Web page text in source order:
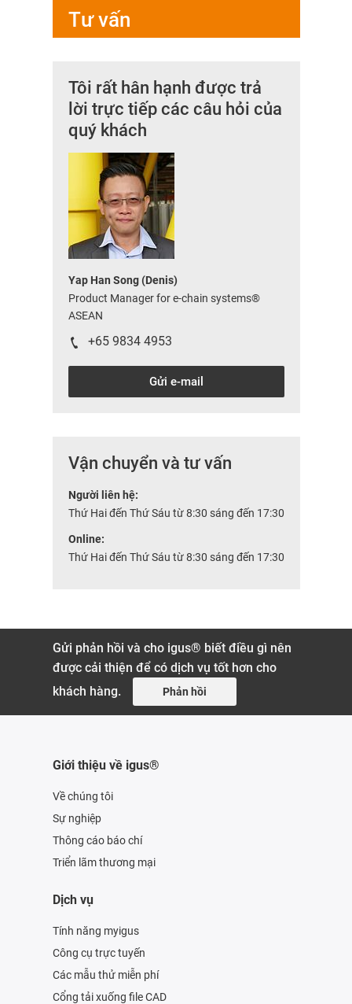
Tư vấn
Tôi rất hân hạnh được trả
lời trực tiếp các câu hỏi của
quý khách
Yap Han Song (Denis)
Product Manager for e-chain systems®
ASEAN
+65 9834 4953
Gửi e-mail
Vận chuyển và tư vấn
Người liên hệ:
Thứ Hai đến Thứ Sáu từ 8:30 sáng đến 17:30
Online:
Thứ Hai đến Thứ Sáu từ 8:30 sáng đến 17:30
Gửi phản hồi và cho igus® biết điều gì nên
được cải thiện để có dịch vụ tốt hơn cho
khách hàng.
Phản hồi
Giới thiệu về igus®
Về chúng tôi
Sự nghiệp
Thông cáo báo chí
Triển lãm thương mại
Dịch vụ
Tính năng myigus
Công cụ trực tuyến
Các mẫu thử miễn phí
Cổng tải xuống file CAD